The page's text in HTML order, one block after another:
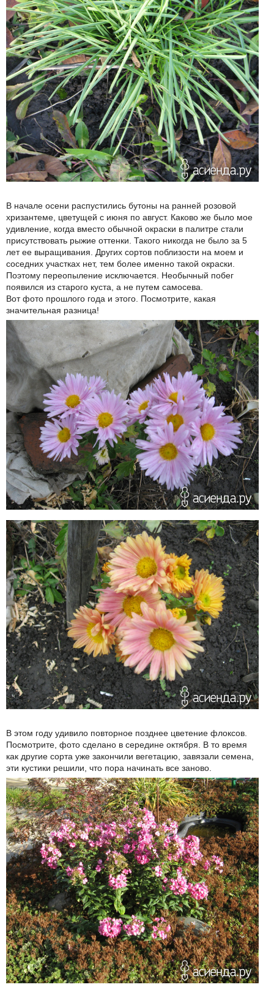
В начале осени распустились бутоны на ранней розовой
хризантеме, цветущей с июня по август. Каково же было мое
удивление, когда вместо обычной окраски в палитре стали
присутствовать рыжие оттенки. Такого никогда не было за 5
лет ее выращивания. Других сортов поблизости на моем и
соседних участках нет, тем более именно такой окраски.
Поэтому переопыление исключается. Необычный побег
появился из старого куста, а не путем самосева.
Вот фото прошлого года и этого. Посмотрите, какая
значительная разница!
В этом году удивило повторное позднее цветение флоксов.
Посмотрите, фото сделано в середине октября. В то время
как другие сорта уже закончили вегетацию, завязали семена,
эти кустики решили, что пора начинать все заново.